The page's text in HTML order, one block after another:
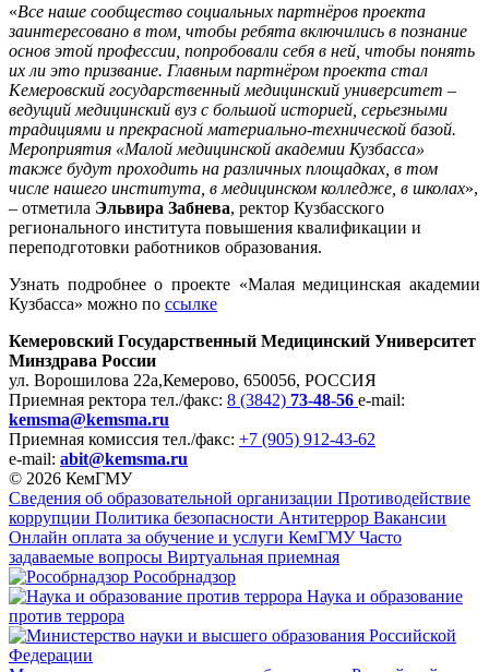
«Все наше сообщество социальных партнёров проекта
заинтересовано в том, чтобы ребята включились в познание
основ этой профессии, попробовали себя в ней, чтобы понять
их ли это призвание. Главным партнёром проекта стал
Кемеровский государственный медицинский университет –
ведущий медицинский вуз с большой историей, серьезными
традициями и прекрасной материально-технической базой.
Мероприятия «Малой медицинской академии Кузбасса»
также будут проходить на различных площадках, в том
числе нашего института, в медицинском колледже, в школах»,
– отметила Эльвира Забнева, ректор Кузбасского
регионального института повышения квалификации и
переподготовки работников образования.
Узнать подробнее о проекте «Малая медицинская академии
Кузбасса» можно по ссылке
Кемеровский Государственный Медицинский Университет
Минздрава России
ул. Ворошилова 22а,Кемерово, 650056, РОССИЯ
Приемная ректора тел./факс: 8 (3842) 73-48-56 e-mail:
kemsma@kemsma.ru
Приемная комиссия тел./факс: +7 (905) 912-43-62
e-mail: abit@kemsma.ru
© 2026 КемГМУ
Сведения об образовательной организации Противодействие
коррупции Политика безопасности Антитеррор Вакансии
Онлайн оплата за обучение и услуги КемГМУ Часто
задаваемые вопросы Виртуальная приемная
Рособрнадзор
Наука и образование
против террора